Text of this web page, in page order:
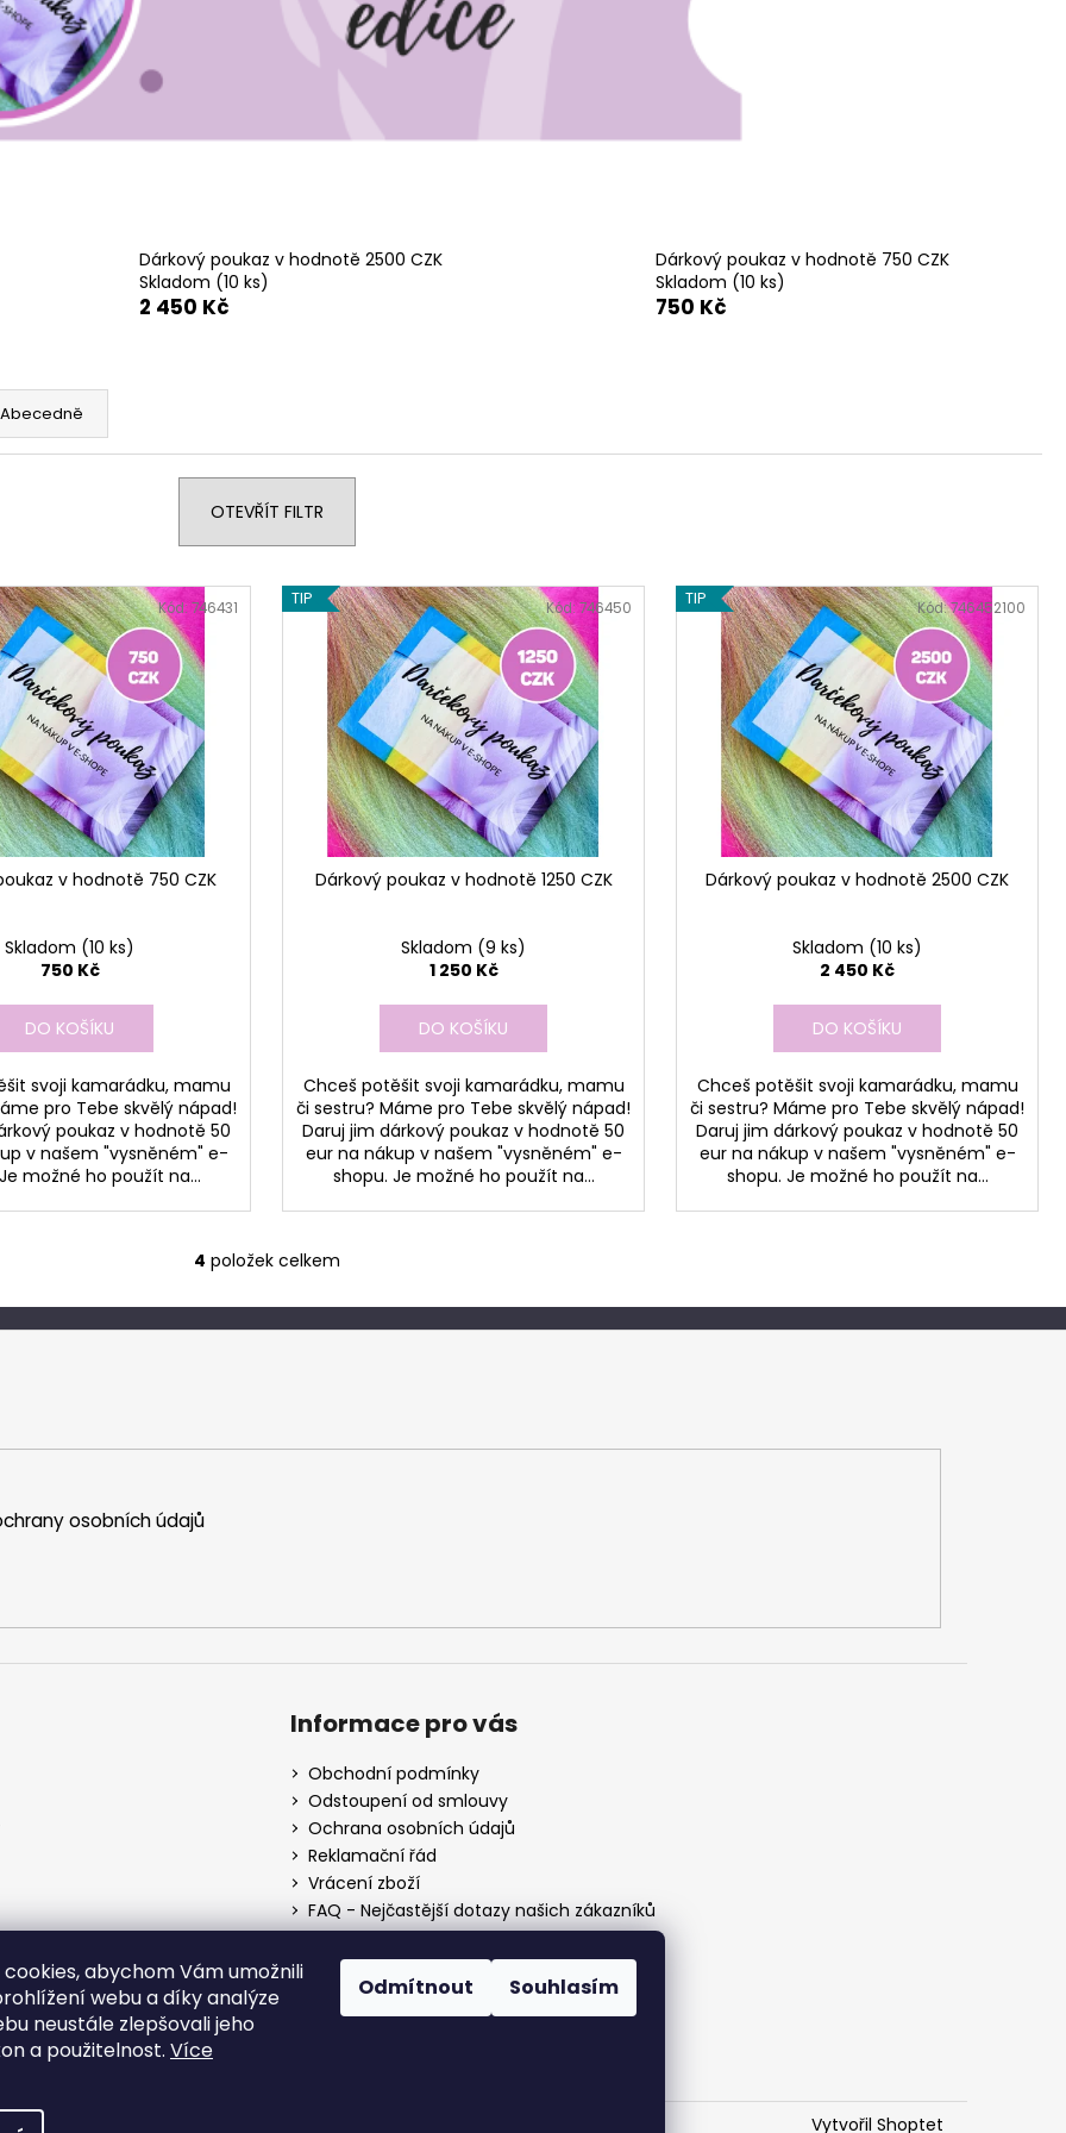
abychom Vám umožnili
webu a díky analýze
neustále zlepšovali jeho
a použitelnost. Více
Odmítnout Souhlasím
Dárkový poukaz v hodnotě 2500 CZK
Skladom (10 ks)
2 450 Kč
Dárkový poukaz v hodnotě 750 CZK
Skladom (10 ks)
750 Kč
Abecedně
OTEVŘÍT FILTR
v hodnotě 750 CZK
Skladom (10 ks)
750 Kč
DO KOŠÍKU
svoji kamarádku, mamu
pro Tebe skvělý nápad!
poukaz v hodnotě 50
v našem "vysněném" e-
možné ho použít na...
Kód: 746431 TIP
Dárkový poukaz v hodnotě 1250 CZK
Skladom (9 ks)
1 250 Kč
DO KOŠÍKU
Chceš potěšit svoji kamarádku, mamu
či sestru? Máme pro Tebe skvělý nápad!
Daruj jim dárkový poukaz v hodnotě 50
eur na nákup v našem "vysněném" e-
shopu. Je možné ho použít na...
Kód: 746450 TIP
Dárkový poukaz v hodnotě 2500 CZK
Skladom (10 ks)
2 450 Kč
DO KOŠÍKU
Chceš potěšit svoji kamarádku, mamu
či sestru? Máme pro Tebe skvělý nápad!
Daruj jim dárkový poukaz v hodnotě 50
eur na nákup v našem "vysněném" e-
shopu. Je možné ho použít na...
Kód:746452100
O
v
l
í
ý
p
4 položek celkem
osobních údajů
Informace pro vás
Obchodní podmínky
Odstoupení od smlouvy
Ochrana osobních údajů
Reklamační řád
Vrácení zboží
FAQ - Nejčastější dotazy našich zákazníků
Mapa braiderek
Kurz zapletání vlasů
O nás
Vytvořil Shoptet
vyhrazena.